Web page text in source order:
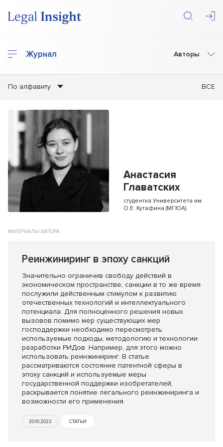
Журнал Авторы
По алфавиту ВСЕ
Анастасия
Главатских
студентка Университета им.
О.Е. Кутафина (МГЮА)
МАТЕРИАЛЫ АВТОРА
Реинжиниринг в эпоху санкций
Значительно ограничив свободу действий в
экономическом пространстве, санкции в то же время
послужили действенным стимулом к развитию
отечественных технологий и интеллектуального
потенциала. Для полноценного решения новых
вызовов помимо мер существующих мер
господдержки необходимо пересмотреть
используемые подходы, методологию и технологии
разработки РИДов. Например, для этого можно
использовать реинжиниринг. В статье
рассматриваются состояние патентной сферы в
эпоху санкций и используемые меры
государственной поддержки изобретателей,
раскрывается понятие легального реинжиниринга и
возможности его применения.
20.10.2022 СТАТЬИ